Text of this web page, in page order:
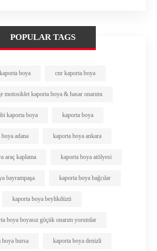
POPULAR TAGS
boya cnr kaporta boya
motosiklet kaporta boya & hasar onarımı
kaporta boya kaporta boya
adana kaporta boya ankara
araç kaplama kaporta boya atölyesi
bayrampaşa kaporta boya bağcılar
kaporta boya beylikdüzü
boya boyasız göçük onarım yorumlar
boya bursa kaporta boya denizli